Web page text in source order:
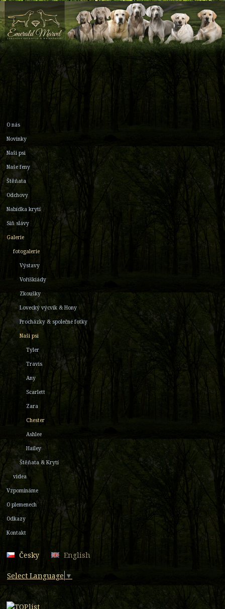
O nás
Novinky
Naši psi
Naše feny
Štěňata
Odchovy
Nabídka krytí
Síň slávy
Galerie
fotogalerie
Výstavy
Voříškiády
Zkoušky
Lovecký výcvik & Hony
Procházky & společné fotky
Naši psi
Tyler
Travis
Any
Scarlett
Zara
Chester
Ashlee
Hailey
Štěňata & Krytí
videa
Vzpomínáme
O plemenech
Odkazy
Kontakt
Česky English
Select Language ▼